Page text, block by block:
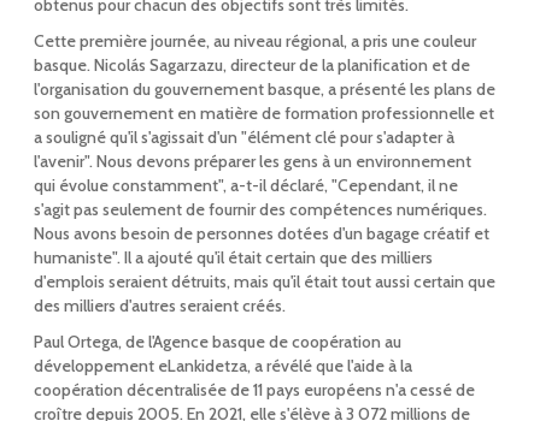
obtenus pour chacun des objectifs sont très limités.
Cette première journée, au niveau régional, a pris une couleur
basque. Nicolás Sagarzazu, directeur de la planification et de
l'organisation du gouvernement basque, a présenté les plans de
son gouvernement en matière de formation professionnelle et
a souligné qu'il s'agissait d'un "élément clé pour s'adapter à
l'avenir". Nous devons préparer les gens à un environnement
qui évolue constamment", a-t-il déclaré, "Cependant, il ne
s'agit pas seulement de fournir des compétences numériques.
Nous avons besoin de personnes dotées d'un bagage créatif et
humaniste". Il a ajouté qu'il était certain que des milliers
d'emplois seraient détruits, mais qu'il était tout aussi certain que
des milliers d'autres seraient créés.
Paul Ortega, de l'Agence basque de coopération au
développement eLankidetza, a révélé que l'aide à la
coopération décentralisée de 11 pays européens n'a cessé de
croître depuis 2005. En 2021, elle s'élève à 3 072 millions de